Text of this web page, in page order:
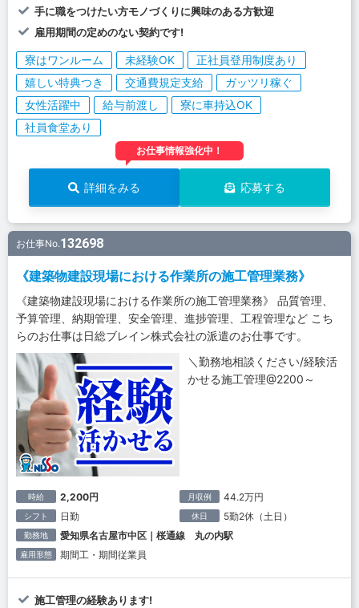
手に職をつけたい方モノづくりに興味のある方歓迎
雇用期間の定めのない契約です!
寮はワンルーム 未経験OK
正社員登用制度あり
嬉しい特典つき
交通費規定支給
ガッツリ稼ぐ
女性活躍中
給与前渡し
寮に車持込OK
社員食堂あり
お仕事情報強化中！
詳細をみる 応募する
お仕事No.132698
《建築物建設現場における作業所の施工管理業務》
《建築物建設現場における作業所の施工管理業務》 品質管理、
予算管理、納期管理、安全管理、進捗管理、工程管理など こち
らのお仕事は日総ブレイン株式会社の派遣のお仕事です。
＼勤務地相談ください/経験活
かせる施工管理@2200～
時給 2,200円 月収例 44.2万円
シフト 日勤 休日 5勤2休（土日）
勤務地 愛知県名古屋市中区｜桜通線 丸の内駅
雇用形態 期間工・期間従業員
施工管理の経験あります!